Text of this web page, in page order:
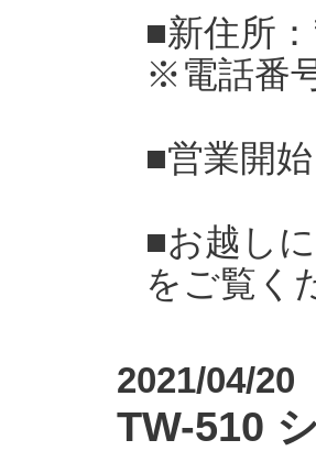
■新住所
※電話番
■営業開
■お越し
をご覧く
2021/04/20
TW-510